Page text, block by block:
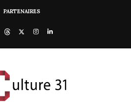
PARTENAIRES